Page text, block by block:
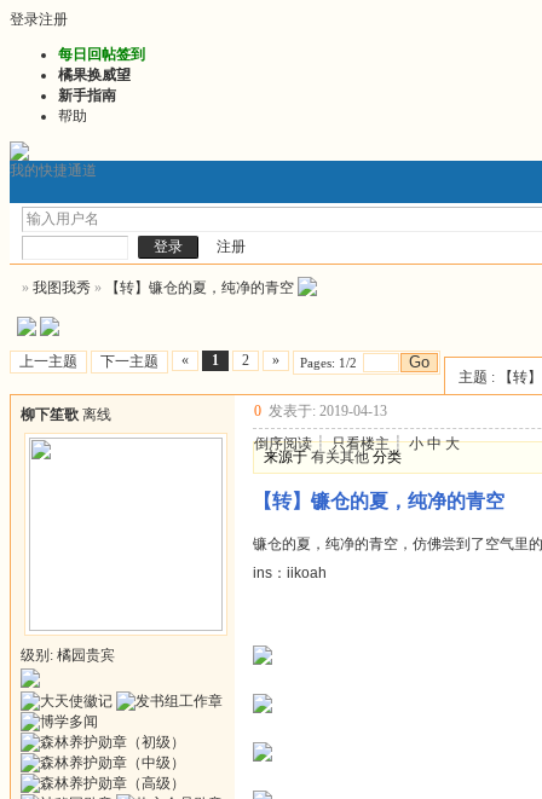
登录注册
每日回帖签到
橘果换威望
新手指南
帮助
我的快捷通道
论坛
注册
» 我图我秀 » 【转】镰仓的夏，纯净的青空
上一主题 下一主题 « 1 2 » Pages: 1/2 Go
主题 : 【转
柳下笙歌 离线
级别: 橘园贵宾
0 发表于: 2019-04-13
倒序阅读 ┊ 只看楼主 ┊ 小 中 大
来源于 有关其他 分类
【转】镰仓的夏，纯净的青空
镰仓的夏，纯净的青空，仿佛尝到了空气里
ins：iikoah ​​​​